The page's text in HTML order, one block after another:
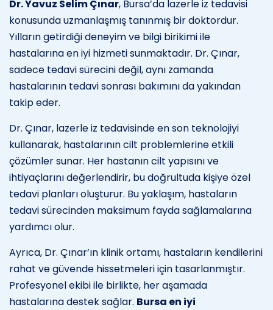
Dr. Yavuz Selim Çınar, Bursa’da lazerle iz tedavisi
konusunda uzmanlaşmış tanınmış bir doktordur.
Yılların getirdiği deneyim ve bilgi birikimi ile
hastalarına en iyi hizmeti sunmaktadır. Dr. Çınar,
sadece tedavi sürecini değil, aynı zamanda
hastalarının tedavi sonrası bakımını da yakından
takip eder.
Dr. Çınar, lazerle iz tedavisinde en son teknolojiyi
kullanarak, hastalarının cilt problemlerine etkili
çözümler sunar. Her hastanın cilt yapısını ve
ihtiyaçlarını değerlendirir, bu doğrultuda kişiye özel
tedavi planları oluşturur. Bu yaklaşım, hastaların
tedavi sürecinden maksimum fayda sağlamalarına
yardımcı olur.
Ayrıca, Dr. Çınar’ın klinik ortamı, hastaların kendilerini
rahat ve güvende hissetmeleri için tasarlanmıştır.
Profesyonel ekibi ile birlikte, her aşamada
hastalarına destek sağlar. Bursa en iyi